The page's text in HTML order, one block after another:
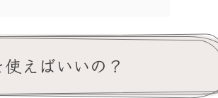
えばいいの？